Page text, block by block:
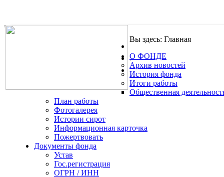
.
Вы здесь: Главная
О ФОНДЕ
Архив новостей
История фонда
Итоги работы
Общественная
План работы
Фотогалерея
Истории сирот
Информационная карточка
Пожертвовать
Документы фонда
Устав
Гос.регистрация
ОГРН / ИНН